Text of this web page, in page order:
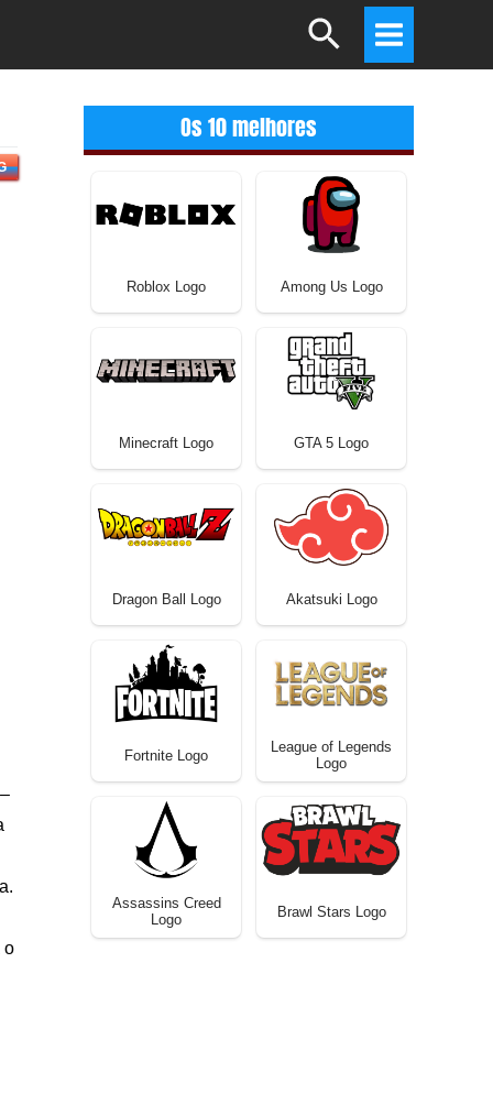
Search
Main
Menu
o
Os 10 melhores
Roblox Logo Among Us Logo
Minecraft Logo GTA 5 Logo
Dragon Ball Logo Akatsuki Logo
Fortnite Logo
League of Legends
Logo
Assassins Creed
Logo
Brawl Stars Logo